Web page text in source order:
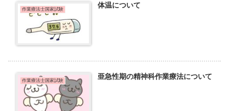
作業療法士国家試験 体温について
作業療法士国家試験 亜急性期の精神科作業療法について